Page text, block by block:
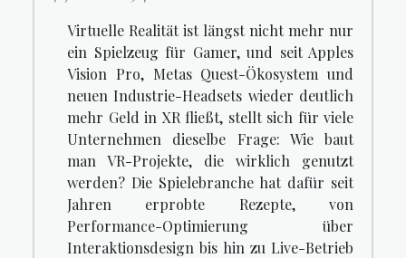
Virtuelle Realität ist längst nicht mehr nur
ein Spielzeug für Gamer, und seit Apples
Vision Pro, Metas Quest-Ökosystem und
neuen Industrie-Headsets wieder deutlich
mehr Geld in XR fließt, stellt sich für viele
Unternehmen dieselbe Frage: Wie baut
man VR-Projekte, die wirklich genutzt
werden? Die Spielebranche hat dafür seit
Jahren erprobte Rezepte, von
Performance-Optimierung über
Interaktionsdesign bis hin zu Live-Betrieb